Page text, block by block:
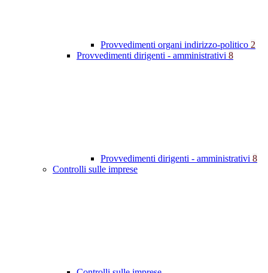
Provvedimenti organi indirizzo-politico 2
Provvedimenti dirigenti - amministrativi 8
Provvedimenti dirigenti - amministrativi 8
Controlli sulle imprese